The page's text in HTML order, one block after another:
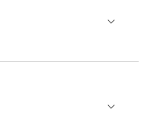
⌵
⌵